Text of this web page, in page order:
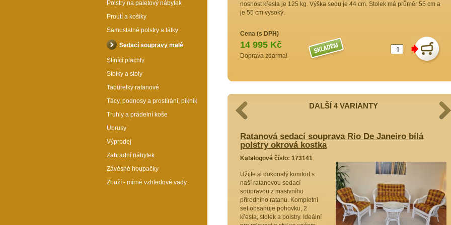
nosnost křesla je 125 kg. Výška sedu je 44 cm. Stolek má průměr 55 cm a
je 55 cm vysoký.
Cena (s DPH)
14 995 Kč
Doprava zdarma!
DALŠÍ 4 VARIANTY
Ratanová sedací souprava Rio De Janeiro bílá
polstry vínový melír
Ratanová sedací souprava Rio De Janeiro bílá
polstry okrová kostka
Katalogové číslo: 173141
Užijte si dokonalý komfort s
naší ratanovou sedací
soupravou z masivního
přírodního ratanu. Kompletní
set obsahuje pohovku, 2
křesla, stolek a polstry. Ideální
Polstry na paletový nábytek
Proutí a košíky
Samostatné polstry a látky
Sedací soupravy malé
Stínící plachty
Stolky a stoly
Taburetky ratanové
Tácy, podnosy a prostírání, piknik
Truhly a prádelní koše
Ubrusy
Výprodej
Zahradní nábytek
Závěsné houpačky
Zboží - mírné vzhledové vady